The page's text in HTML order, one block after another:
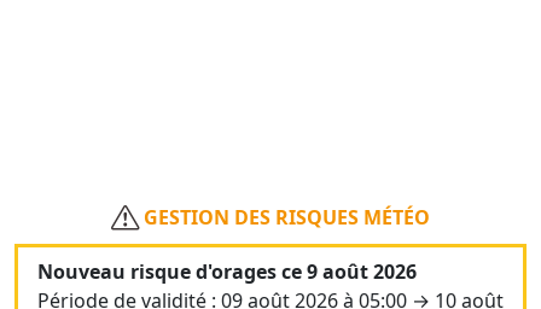
GESTION DES RISQUES MÉTÉO
Nouveau risque d'orages ce 9 août 2026
Période de validité : 09 août 2026 à 05:00 → 10 août